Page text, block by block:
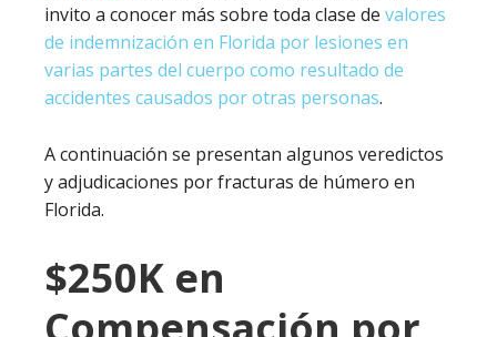
invito a conocer más sobre toda clase de valores
de indemnización en Florida por lesiones en
varias partes del cuerpo como resultado de
accidentes causados por otras personas.
A continuación se presentan algunos veredictos
y adjudicaciones por fracturas de húmero en
Florida.
$250K en